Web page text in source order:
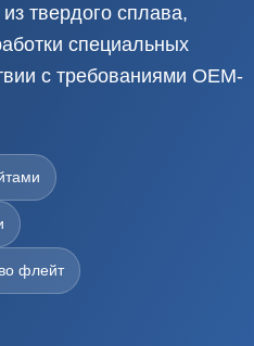
твердого сплава,
специальных
с требованиями OEM-
флейт